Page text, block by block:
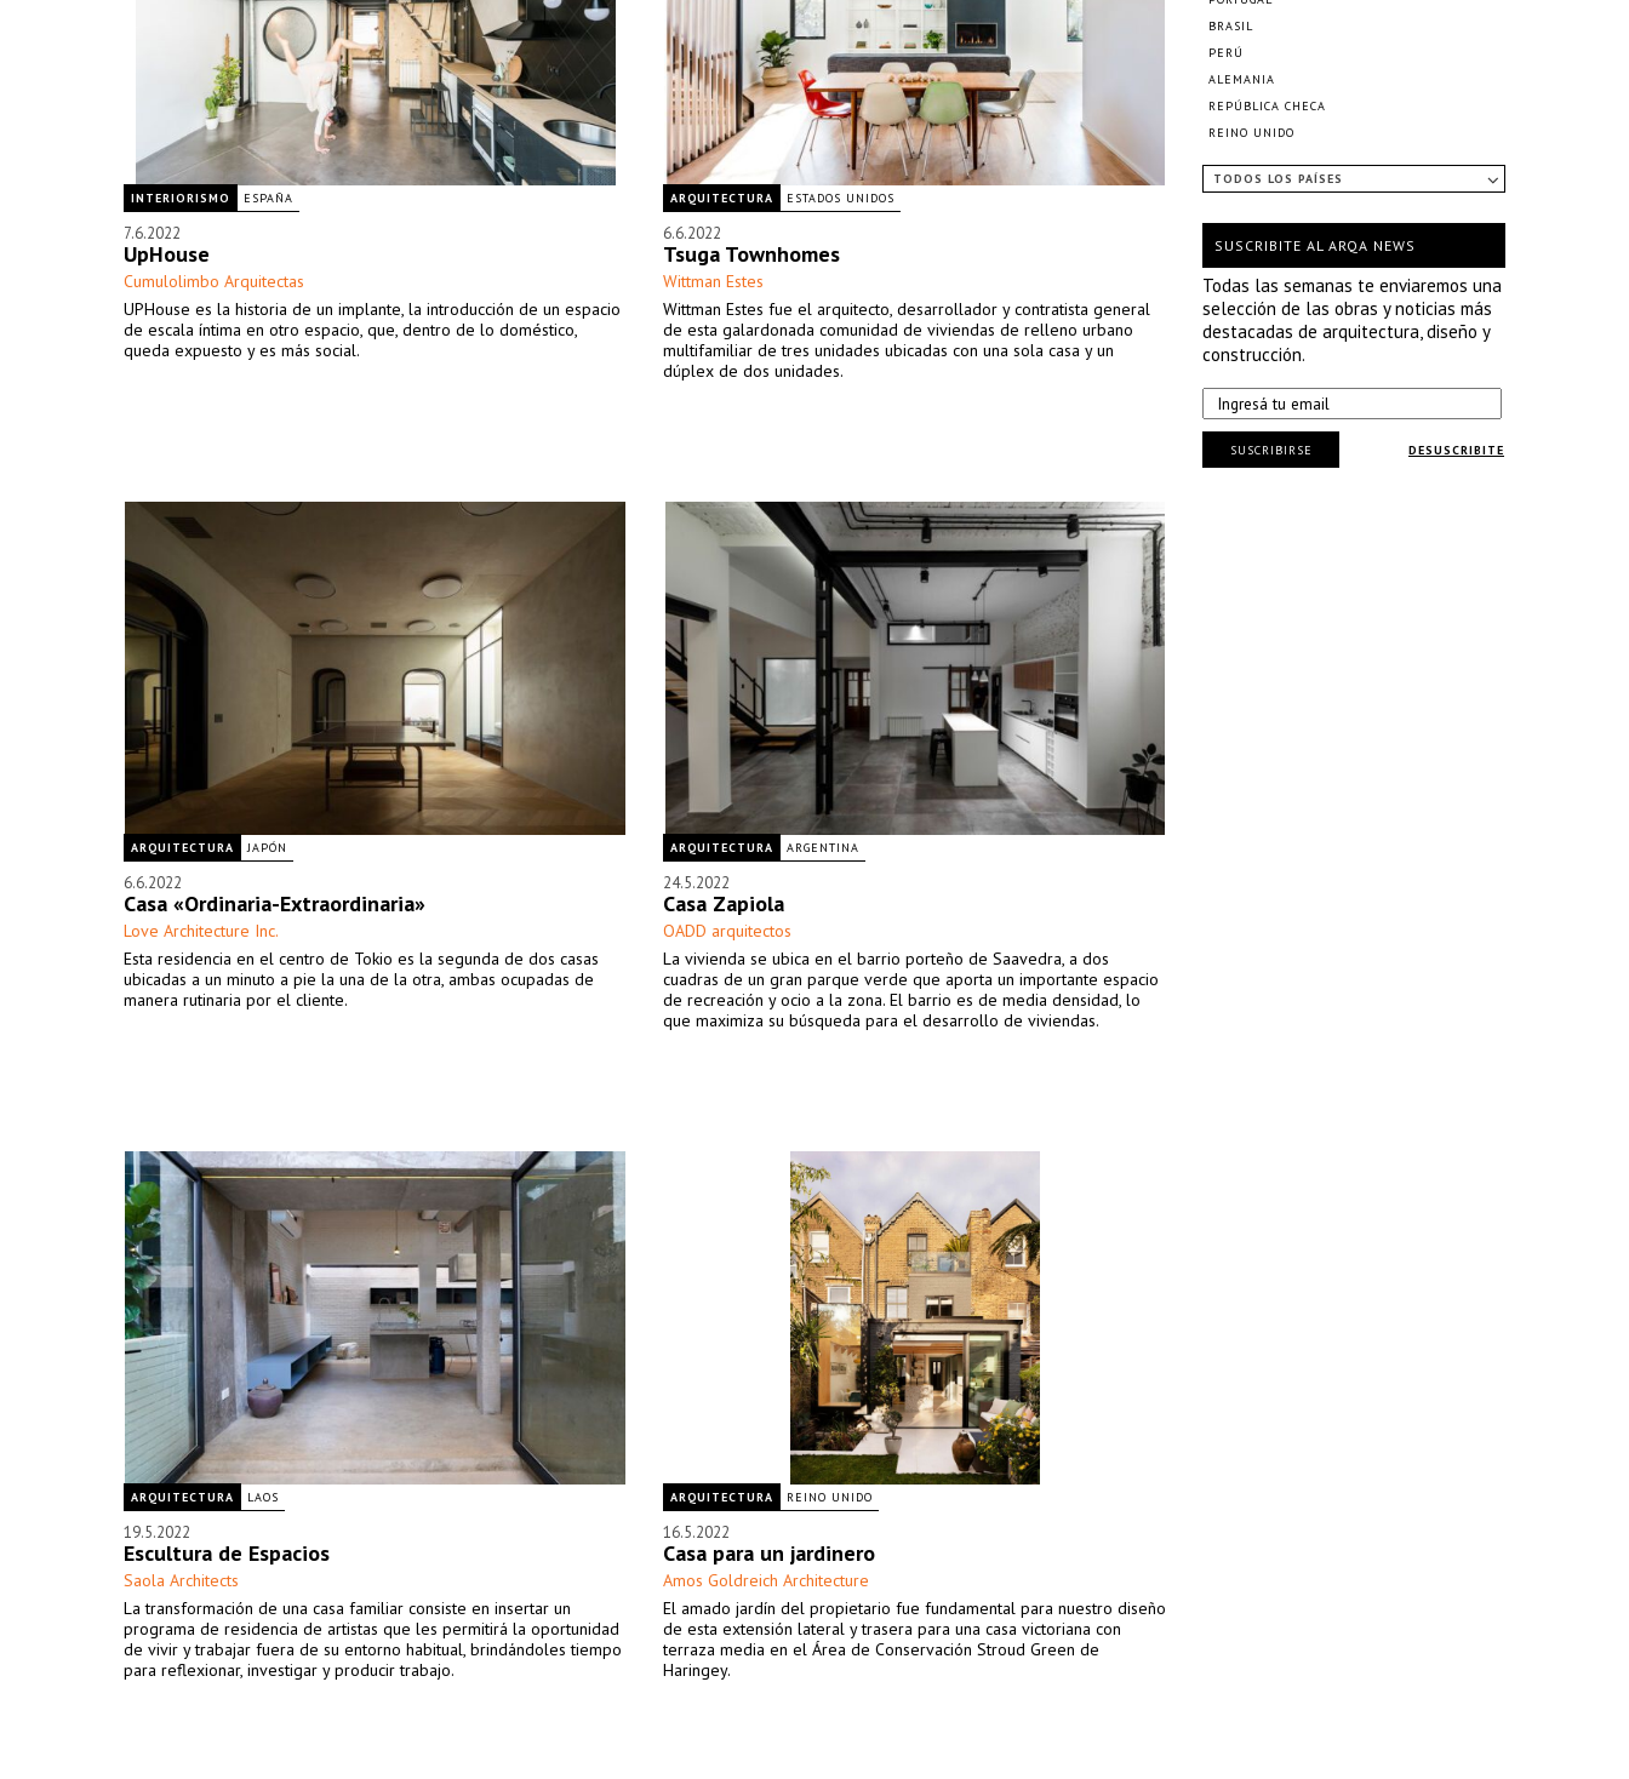
INTERIORISMO ESPAÑA
7.6.2022
UpHouse
Cumulolimbo Arquitectas
UPHouse es la historia de un implante, la introducción de un espacio
de escala íntima en otro espacio, que, dentro de lo doméstico,
queda expuesto y es más social.
ARQUITECTURA ESTADOS UNIDOS
6.6.2022
Tsuga Townhomes
Wittman Estes
Wittman Estes fue el arquitecto, desarrollador y contratista general
de esta galardonada comunidad de viviendas de relleno urbano
multifamiliar de tres unidades ubicadas con una sola casa y un
dúplex de dos unidades.
ARQUITECTURA JAPÓN
6.6.2022
Casa «Ordinaria-Extraordinaria»
Love Architecture Inc.
Esta residencia en el centro de Tokio es la segunda de dos casas
ubicadas a un minuto a pie la una de la otra, ambas ocupadas de
manera rutinaria por el cliente.
ARQUITECTURA ARGENTINA
24.5.2022
Casa Zapiola
OADD arquitectos
La vivienda se ubica en el barrio porteño de Saavedra, a dos
cuadras de un gran parque verde que aporta un importante espacio
de recreación y ocio a la zona. El barrio es de media densidad, lo
que maximiza su búsqueda para el desarrollo de viviendas.
ARQUITECTURA LAOS
19.5.2022
Escultura de Espacios
Saola Architects
La transformación de una casa familiar consiste en insertar un
programa de residencia de artistas que les permitirá la oportunidad
de vivir y trabajar fuera de su entorno habitual, brindándoles tiempo
para reflexionar, investigar y producir trabajo.
ARQUITECTURA REINO UNIDO
16.5.2022
Casa para un jardinero
Amos Goldreich Architecture
El amado jardín del propietario fue fundamental para nuestro diseño
de esta extensión lateral y trasera para una casa victoriana con
terraza media en el Área de Conservación Stroud Green de
Haringey.
BRASIL
PERÚ
ALEMANIA
REPÚBLICA CHECA
REINO UNIDO
TODOS LOS PAÍSES
SUSCRIBITE AL ARQA NEWS
Todas las semanas te enviaremos una
selección de las obras y noticias más
destacadas de arquitectura, diseño y
construcción.
DESUSCRIBITE
SUSCRIBIRSE